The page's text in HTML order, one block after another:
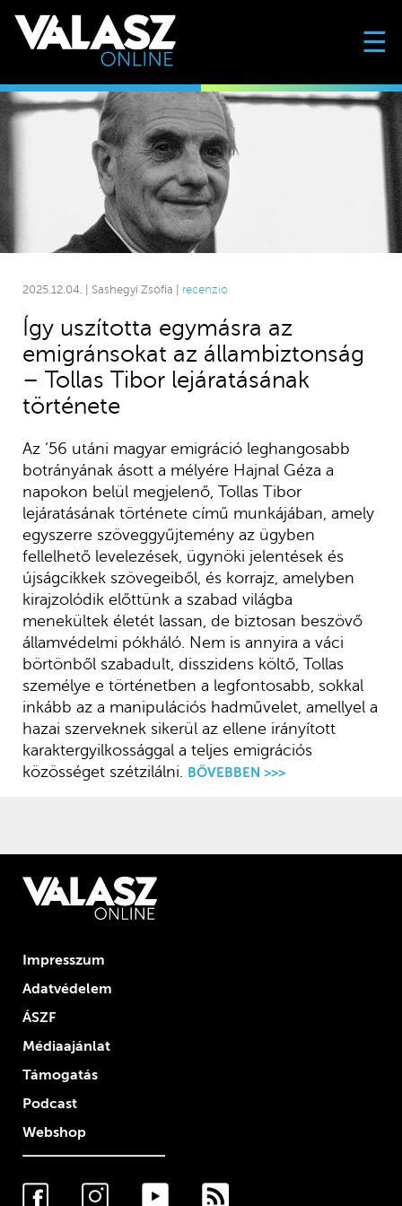
☰
2025.12.04. | Sashegyi Zsófia | recenzió
Így uszította egymásra az
emigránsokat az állambiztonság
– Tollas Tibor lejáratásának
története
Az ‘56 utáni magyar emigráció leghangosabb
botrányának ásott a mélyére Hajnal Géza a
napokon belül megjelenő, Tollas Tibor
lejáratásának története című munkájában, amely
egyszerre szöveggyűjtemény az ügyben
fellelhető levelezések, ügynöki jelentések és
újságcikkek szövegeiből, és korrajz, amelyben
kirajzolódik előttünk a szabad világba
menekültek életét lassan, de biztosan beszövő
államvédelmi pókháló. Nem is annyira a váci
börtönből szabadult, disszidens költő, Tollas
személye e történetben a legfontosabb, sokkal
inkább az a manipulációs hadművelet, amellyel a
hazai szerveknek sikerül az ellene irányított
karaktergyilkossággal a teljes emigrációs
közösséget szétzilálni. BŐVEBBEN >>>
Impresszum
Adatvédelem
ÁSZF
Médiaajánlat
Támogatás
Podcast
Webshop